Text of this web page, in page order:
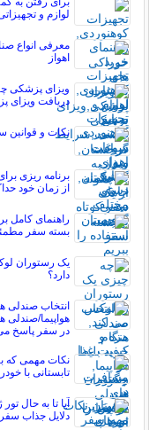
لوازم و
معرفی انواع
اهواز
ویزای پزشکی
دریافت ویزای
نکات و قوانین
برنامه ریزی
از زمان خود
راهنمای کامل
بسته سفر
یک رستوران
دارد؟
انتخاب صندلی
هواپیما/صندلی
در سفر پاسخ
نکات مهمی که
تابستانی با
آیا تا به حال
دلایل جذاب سفر